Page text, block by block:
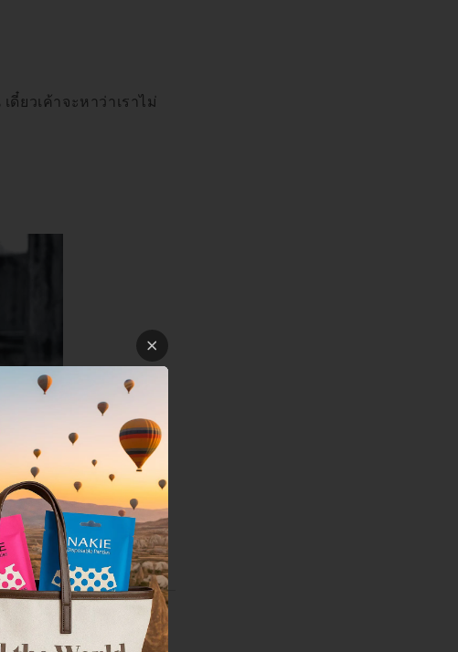
ยวเค้าจะหาว่าเราไม่